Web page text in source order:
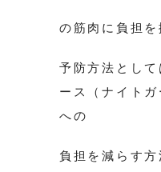
の筋肉に負担を
予防方法とし
ース（ナイト
への
負担を減らす